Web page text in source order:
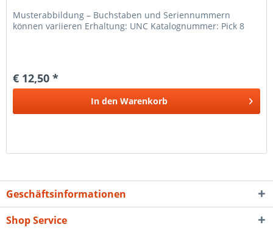
Musterabbildung – Buchstaben und Seriennummern
können variieren Erhaltung: UNC Katalognummer: Pick 8
€ 12,50 *
In den Warenkorb
Geschäftsinformationen
Shop Service